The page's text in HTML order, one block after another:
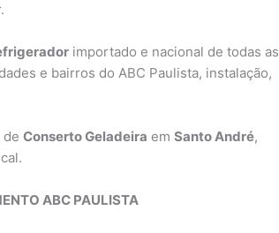
importado e nacional de todas as
e bairros do ABC Paulista, instalação,
deConserto Geladeira emSanto André,
ABC PAULISTA